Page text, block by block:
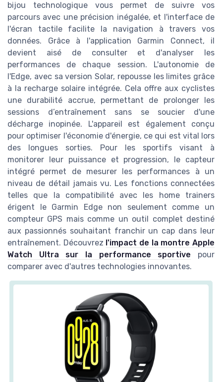
bijou technologique vous permet de suivre vos
parcours avec une précision inégalée, et l'interface de
l'écran tactile facilite la navigation à travers vos
données. Grâce à l'application Garmin Connect, il
devient aisé de consulter et d'analyser les
performances de chaque session. L'autonomie de
l'Edge, avec sa version Solar, repousse les limites grâce
à la recharge solaire intégrée. Cela offre aux cyclistes
une durabilité accrue, permettant de prolonger les
sessions d’entraînement sans se soucier d'une
décharge inopinée. L'appareil est également conçu
pour optimiser l'économie d'énergie, ce qui est vital lors
des longues sorties. Pour les sportifs visant à
monitorer leur puissance et progression, le capteur
intégré permet de mesurer les performances à un
niveau de détail jamais vu. Les fonctions connectées
telles que la compatibilité avec les home trainers
érigent le Garmin Edge non seulement comme un
compteur GPS mais comme un outil complet destiné
aux passionnés souhaitant franchir un cap dans leur
entraînement. Découvrez l'impact de la montre Apple
Watch Ultra sur la performance sportive pour
comparer avec d'autres technologies innovantes.